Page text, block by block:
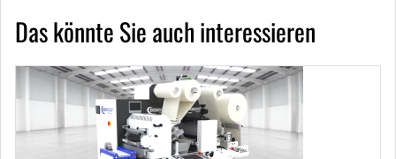
Das könnte Sie auch interessieren